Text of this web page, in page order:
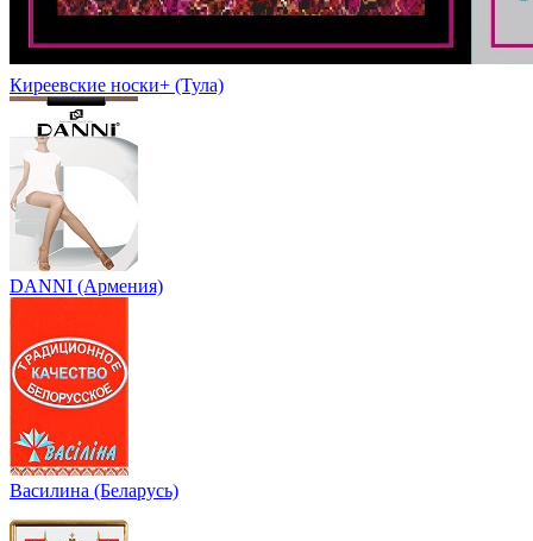
Киреевские носки+ (Тула)
DANNI (Армения)
Василина (Беларусь)